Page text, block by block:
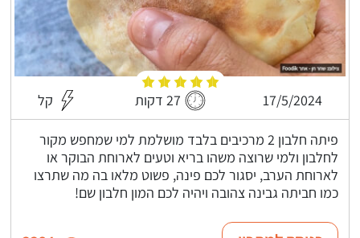
17/5/2024 27 דקות קל
פיתה חלבון 2 מרכיבים בלבד מושלמת למי שמחפש מקור
לחלבון ולמי שרוצה משהו בריא וטעים לארוחת הבוקר או
לארוחת הערב, יסגור לכם פינה, פשוט מלאו בה מה שתרצו
כמו חביתה גבינה צהובה ויהיה לכם המון חלבון שם!